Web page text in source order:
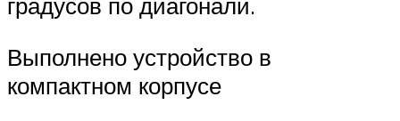
градусов по диагонали.
Выполнено устройство в
компактном корпусе